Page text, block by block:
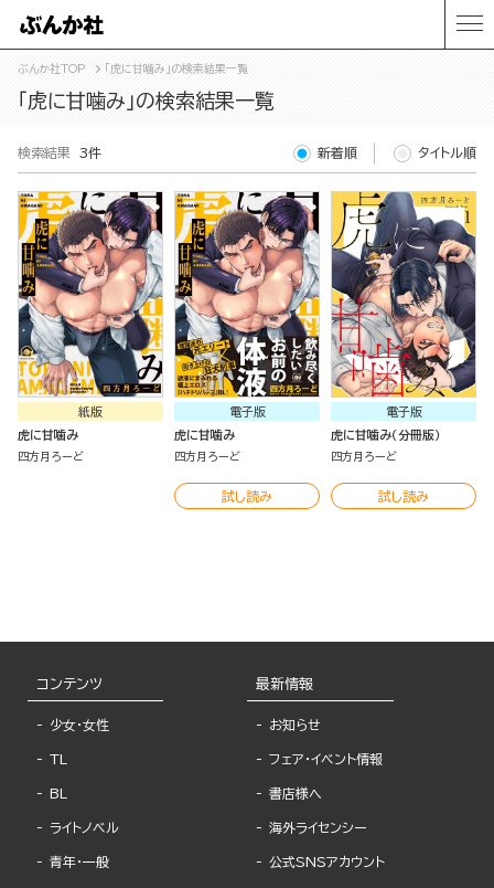
ぶんか社TOP 「虎に甘噛み」の検索結果一覧
「虎に甘噛み」の検索結果一覧
検索結果 3件 新着順 タイトル順
紙版
虎に甘噛み
四方月ろーど
電子版
虎に甘噛み
四方月ろーど
試し読み
電子版
虎に甘噛み（分冊版）
四方月ろーど
試し読み
コンテンツ
少女・女性
TL
BL
ライトノベル
青年・一般
最新情報
お知らせ
フェア・イベント情報
書店様へ
海外ライセンシー
公式SNSアカウント